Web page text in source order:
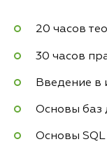
20 часов
30 часов
Введение в
Основы баз
Основы SQL